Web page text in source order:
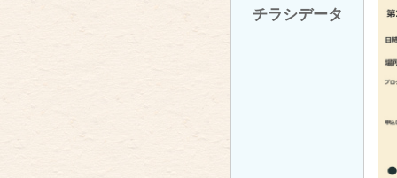
チラシデータ